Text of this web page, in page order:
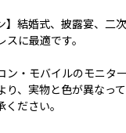
】結婚式、披露宴、二
に最適です。
・モバイルのモニター
り、実物と色が異なっ
ださい。